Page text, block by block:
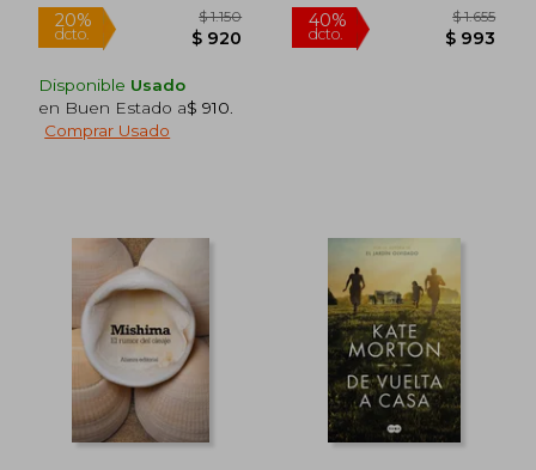
20%
dcto.
Disponible Usado
en Buen Estado a$ 910
Comprar Usado
40%
dcto.